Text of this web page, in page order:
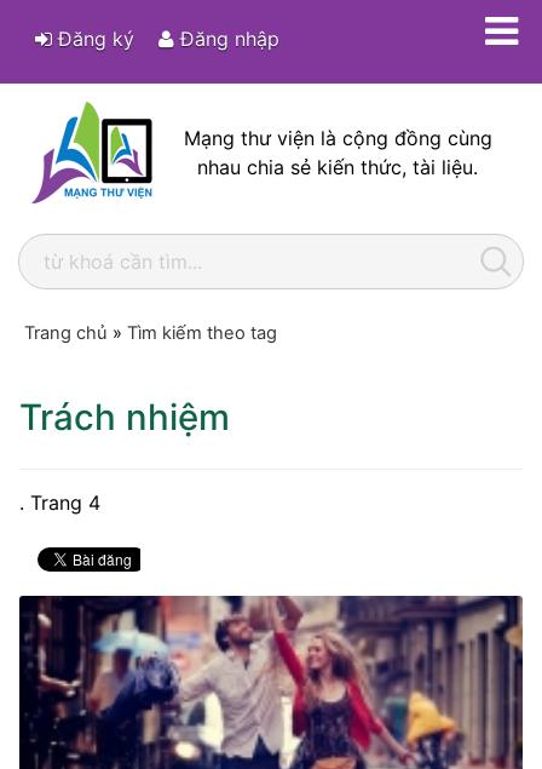
Đăng ký Đăng nhập
Mạng thư viện là cộng đồng cùng
nhau chia sẻ kiến thức, tài liệu.
Trang chủ » Tìm kiếm theo tag
Trách nhiệm
. Trang 4